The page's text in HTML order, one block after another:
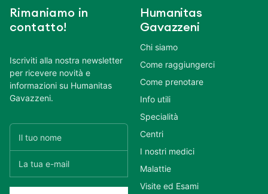
Rimaniamo in
contatto!
Iscriviti alla nostra newsletter
per ricevere novità e
informazioni su Humanitas
Gavazzeni.
Humanitas
Gavazzeni
Chi siamo
Come raggiungerci
Come prenotare
Info utili
Specialità
Centri
I nostri medici
Malattie
Visite ed Esami